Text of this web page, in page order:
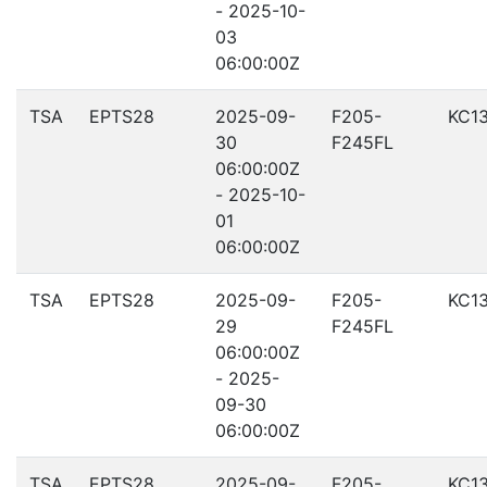
- 2025-10-
03
06:00:00Z
TSA EPTS28
2025-09-
30
06:00:00Z
- 2025-10-
01
06:00:00Z
F205-
F245FL
TSA EPTS28
2025-09-
29
06:00:00Z
- 2025-
09-30
06:00:00Z
F205-
F245FL